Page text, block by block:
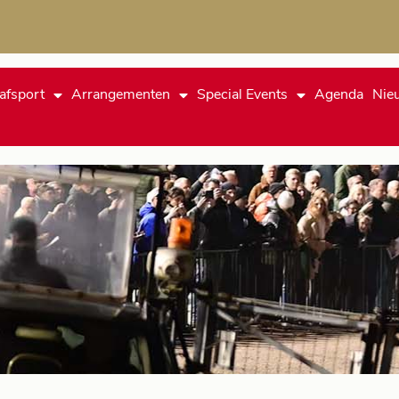
Arrangementen Special Events Agenda